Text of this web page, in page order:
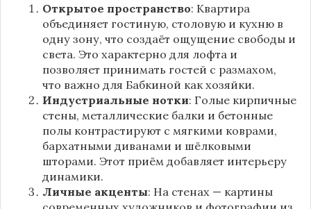
Открытое пространство: Квартира
объединяет гостиную, столовую и кухню в
одну зону, что создаёт ощущение свободы и
света. Это характерно для лофта и
позволяет принимать гостей с размахом,
что важно для Бабкиной как хозяйки.
Индустриальные нотки: Голые кирпичные
стены, металлические балки и бетонные
полы контрастируют с мягкими коврами,
бархатными диванами и шёлковыми
шторами. Этот приём добавляет интерьеру
динамики.
Личные акценты: На стенах — картины